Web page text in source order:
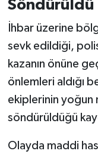
Söndürüldü
İhbar üzerine
sevk edildiği,
kazanın önüne
önlemleri aldığı
ekiplerinin yoğun
söndürüldüğü
Olayda maddi